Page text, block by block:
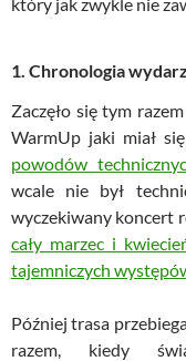
1. Chronologia
Zaczęło się tym
WarmUp jaki miał
powodów
wcale nie był
wyczekiwany koncert
cały marzec i
tajemniczych
Później trasa
razem, kiedy